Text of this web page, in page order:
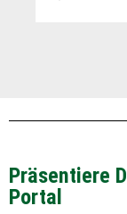
Präsentiere
Portal